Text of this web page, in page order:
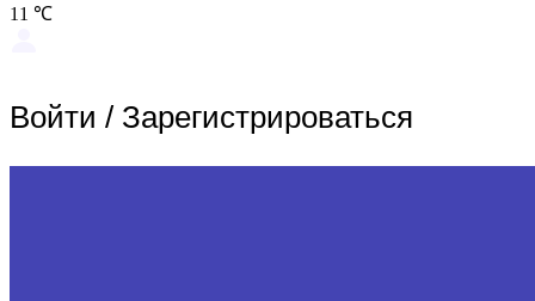
11 ℃
Войти / Зарегистрироваться